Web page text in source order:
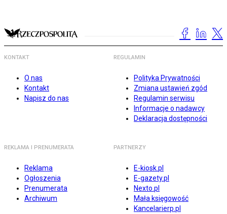
KONTAKT
O nas
Kontakt
Napisz do nas
REGULAMIN
Polityka Prywatności
Zmiana ustawień zgód
Regulamin serwisu
Informacje o nadawcy
Deklaracja dostępności
REKLAMA I PRENUMERATA
Reklama
Ogłoszenia
Prenumerata
Archiwum
PARTNERZY
E-kiosk.pl
E-gazety.pl
Nexto.pl
Mała księgowość
Kancelarierp.pl